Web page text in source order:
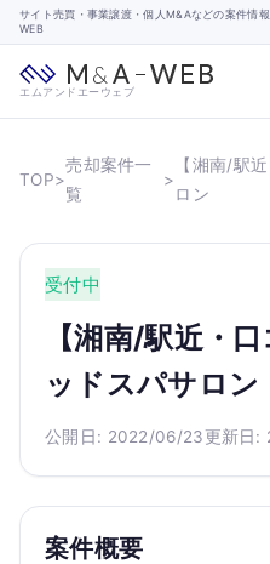
サイト売買・事業譲渡・個人M&Aなどの案件情
WEB
エムアンドエーウェブ
TOP>
売却案件一
覧
>
【湘南/駅
ロン
受付中
【湘南/駅近・
ッドスパサロン
公開日: 2022/06/23更新日:
案件概要